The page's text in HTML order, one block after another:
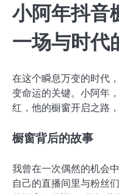
小阿年抖音
一场与时代
在这个瞬息万变的时代
变命运的关键。小阿年
红，他的橱窗开启之路
橱窗背后的故事
我曾在一次偶然的机会
自己的直播间里与粉丝